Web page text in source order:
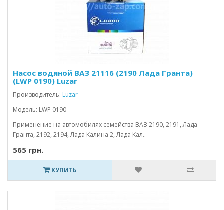
Насос водяной ВАЗ 21116 (2190 Лада Гранта)
(LWP 0190) Luzar
Производитель: Luzar
Модель: LWP 0190
Применение на автомобилях семейства ВАЗ 2190, 2191, Лада
Гранта, 2192, 2194, Лада Калина 2, Лада Кал..
565 грн.
КУПИТЬ